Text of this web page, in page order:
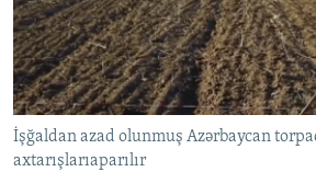
İNFOQRAFIKA
KARIKATURA
AZƏRBAYCAN ƏDƏBIYYATI KITABXANASI
İSLAM VƏ DEMOKRATIYA
İZ - MƏDƏNIYYƏT PROQRAMI
MISSIYAMIZ
PEŞƏ ETIKASI VƏ JURNALISTIKA
MATERIALLARIMIZDAN ISTIFADƏ
AZADLIQRADIOSU MOBIL TELEFONUNUZDA
BIZI IZLƏ
RFE/RL-in bütün saytları
İşğaldan azad olunmuş Azərbaycan
axtarışlarıaparılır